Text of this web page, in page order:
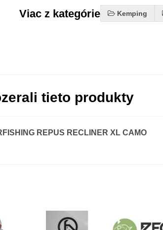
Viac z kategórie Kemping
tieto produkty
REPUS RECLINER XL CAMO